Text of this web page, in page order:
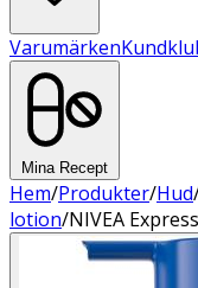
Varumärken
Mina Recept
Hem/Produkter/Hud
lotion/NIVEA